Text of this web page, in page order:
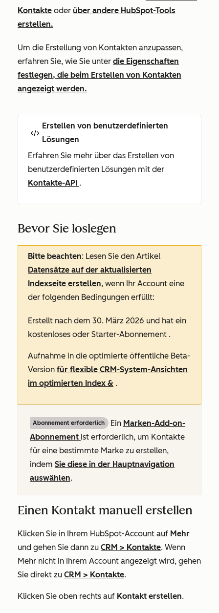
Kontakte oder über andere HubSpot-Tools
erstellen.
Um die Erstellung von Kontakten anzupassen,
erfahren Sie, wie Sie unter die Eigenschaften
festlegen, die beim Erstellen von Kontakten
angezeigt werden.
Erstellen von benutzerdefinierten
Lösungen
Erfahren Sie mehr über das Erstellen von
benutzerdefinierten Lösungen mit der
Kontakte-API .
Bevor Sie loslegen
Bitte beachten: Lesen Sie den Artikel
Datensätze auf der aktualisierten
Indexseite erstellen, wenn Ihr Account eine
der folgenden Bedingungen erfüllt:
Erstellt nach dem 30. März 2026 und hat ein
kostenloses oder Starter-Abonnement .
Aufnahme in die optimierte öffentliche Beta-
Version für flexible CRM-System-Ansichten
im optimierten Index & .
Abonnement erforderlich Ein Marken-Add-on-
Abonnement ist erforderlich, um Kontakte
für eine bestimmte Marke zu erstellen,
indem Sie diese in der Hauptnavigation
auswählen.
Einen Kontakt manuell erstellen
Klicken Sie in Ihrem HubSpot-Account auf Mehr
und gehen Sie dann zu CRM > Kontakte. Wenn
Mehr nicht in Ihrem Account angezeigt wird, gehen
Sie direkt zu CRM > Kontakte.
Klicken Sie oben rechts auf Kontakt erstellen.